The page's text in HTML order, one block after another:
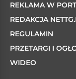
REKLAMA W
REDAKCJA
REGULAMIN
PRZETARGI I
WIDEO